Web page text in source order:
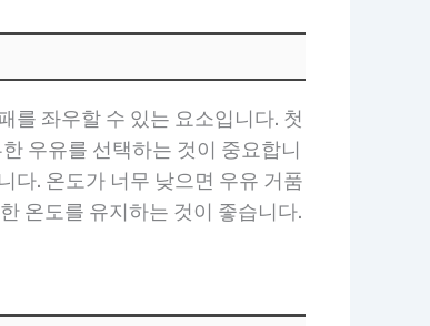
를 좌우할 수 있는 요소입니다. 첫
우유를 선택하는 것이 중요합니
다. 온도가 너무 낮으면 우유 거품
온도를 유지하는 것이 좋습니다.